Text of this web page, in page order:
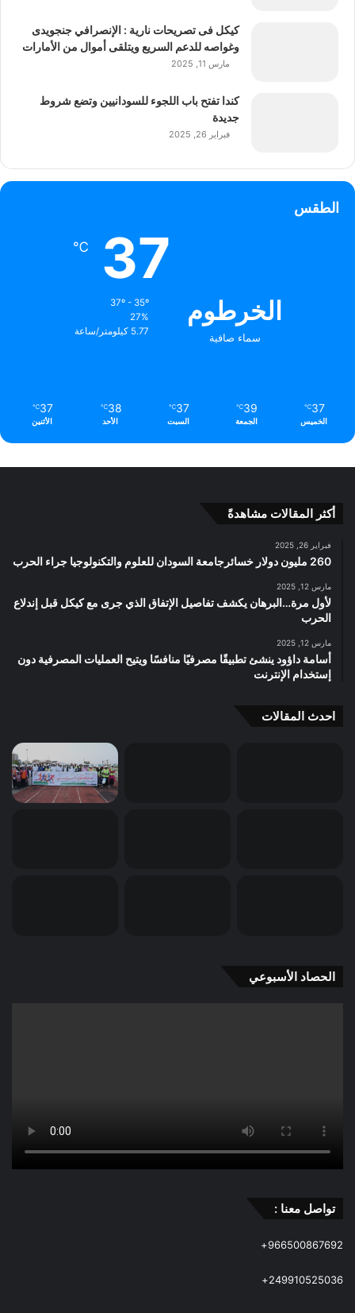
كيكل فى تصريحات نارية : الإنصرافي جنجويدى
وغواصه للدعم السريع ويتلقى أموال من الأمارات
مارس 11, 2025
كندا تفتح باب اللجوء للسودانيين وتضع شروط
جديدة
فبراير 26, 2025
الطقس
الخرطوم
سماء صافية
37
℃
27%
5.77 كيلومتر/ساعة
37
℃
الخميس
39
℃
الجمعة
37
℃
السبت
38
℃
الأحد
37
℃
الأثنين
أكثر المقالات مشاهدةً
فبراير 26, 2025
260 مليون دولار خسائرجامعة السودان للعلوم والتكنولوجيا جراء الحرب
مارس 12, 2025
لأول مرة…البرهان يكشف تفاصيل الإتفاق الذي جرى مع كيكل قبل إندلاع
الحرب
مارس 12, 2025
أسامة داؤود ينشئ تطبيقًا مصرفيًا منافسًا ويتيح العمليات المصرفية دون
إستخدام الإنترنت
احدث المقالات
الحصاد الأسبوعي
تواصل معنا :
966500867692+
249910525036+